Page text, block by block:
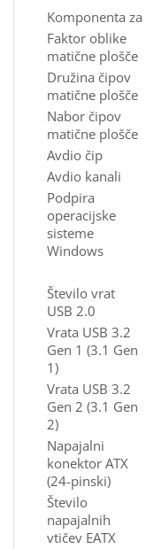
Komponenta za
Faktor oblike
matične plošče
Družina čipov
matične plošče
Nabor čipov
matične plošče
Avdio čip
Avdio kanali
Podpira
operacijske
sisteme
Windows
Število vrat
USB 2.0
Vrata USB 3.2
Gen 1 (3.1 Gen
1)
Vrata USB 3.2
Gen 2 (3.1 Gen
2)
Napajalni
konektor ATX
(24-pinski)
Število
napajalnih
vtičev EATX